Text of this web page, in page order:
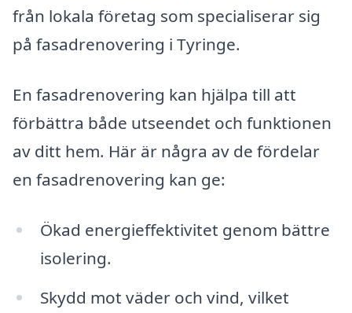
från lokala företag som specialiserar sig
på fasadrenovering i Tyringe.
En fasadrenovering kan hjälpa till att
förbättra både utseendet och funktionen
av ditt hem. Här är några av de fördelar
en fasadrenovering kan ge:
Ökad energieffektivitet genom bättre
isolering.
Skydd mot väder och vind, vilket